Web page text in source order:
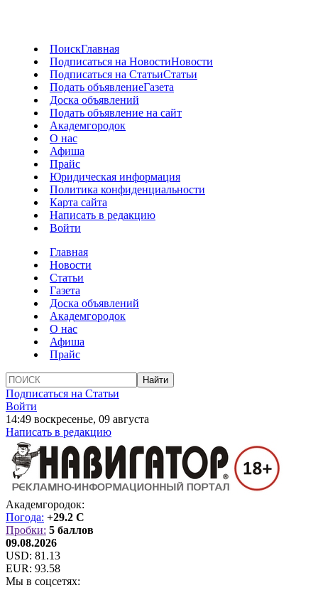
ПоискГлавная
Подписаться на НовостиНовости
Подписаться на СтатьиСтатьи
Подать объявлениеГазета
Доска объявлений
Подать объявление на сайт
Академгородок
О нас
Афиша
Прайс
Юридическая информация
Политика конфиденциальности
Карта сайта
Написать в редакцию
Войти
Главная
Новости
Статьи
Газета
Доска объявлений
Академгородок
О нас
Афиша
Прайс
Подписаться на Статьи
Войти
14:49 воскресенье, 09 августа
Написать в редакцию
Академгородок:
Погода: +29.2 C
Пробки: 5 баллов
09.08.2026
USD: 81.13
EUR: 93.58
Мы в соцсетях: